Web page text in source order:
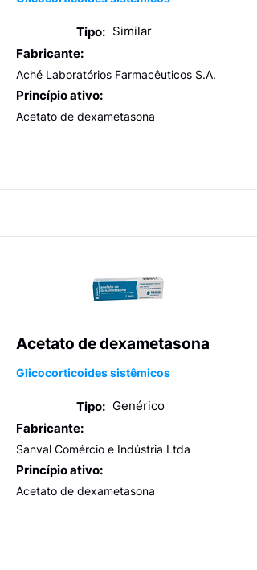
Tipo: Similar
Fabricante:
Aché Laboratórios Farmacêuticos S.A.
Princípio ativo:
Acetato de dexametasona
Acetato de dexametasona
Glicocorticoides sistêmicos
Tipo: Genérico
Fabricante:
Sanval Comércio e Indústria Ltda
Princípio ativo:
Acetato de dexametasona